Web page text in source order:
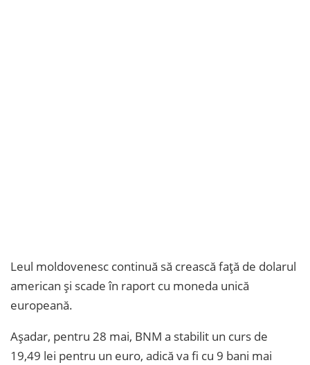
Leul moldovenesc continuă să crească față de dolarul
american și scade în raport cu moneda unică
europeană.
Așadar, pentru 28 mai, BNM a stabilit un curs de
19,49 lei pentru un euro, adică va fi cu 9 bani mai